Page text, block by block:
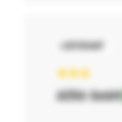
AERA GmbH